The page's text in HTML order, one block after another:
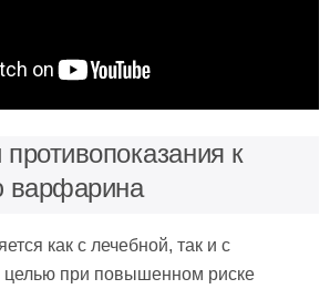
к
варфарина
как с лечебной, так и с
целью при повышенном риске